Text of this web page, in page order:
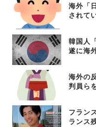
海外「
されて
韓国人
遂に海
海外の
判員ら
フラン
ランス